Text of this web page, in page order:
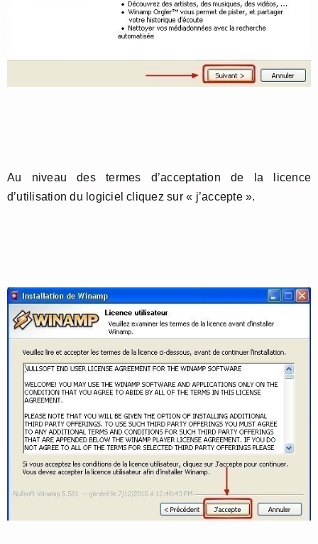
Au niveau des termes d’acceptation de la licence
d’utilisation du logiciel cliquez sur « j’accepte ».